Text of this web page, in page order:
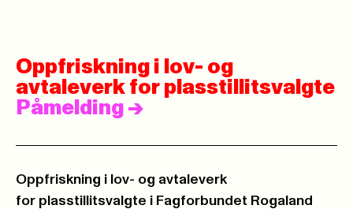
Oppfriskning i lov- og
avtaleverk for plasstillitsvalgte
Påmelding ->
Oppfriskning i lov- og avtaleverk
for plasstillitsvalgte i Fagforbundet Rogaland